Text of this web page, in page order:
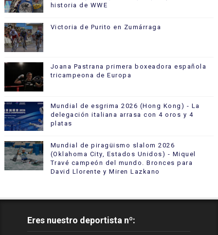
historia de WWE
Victoria de Purito en Zumárraga
Joana Pastrana primera boxeadora española
tricampeona de Europa
Mundial de esgrima 2026 (Hong Kong) - La
delegación italiana arrasa con 4 oros y 4
platas
Mundial de piragüismo slalom 2026
(Oklahoma City, Estados Unidos) - Miquel
Travé campeón del mundo. Bronces para
David Llorente y Miren Lazkano
Eres nuestro deportista nº: